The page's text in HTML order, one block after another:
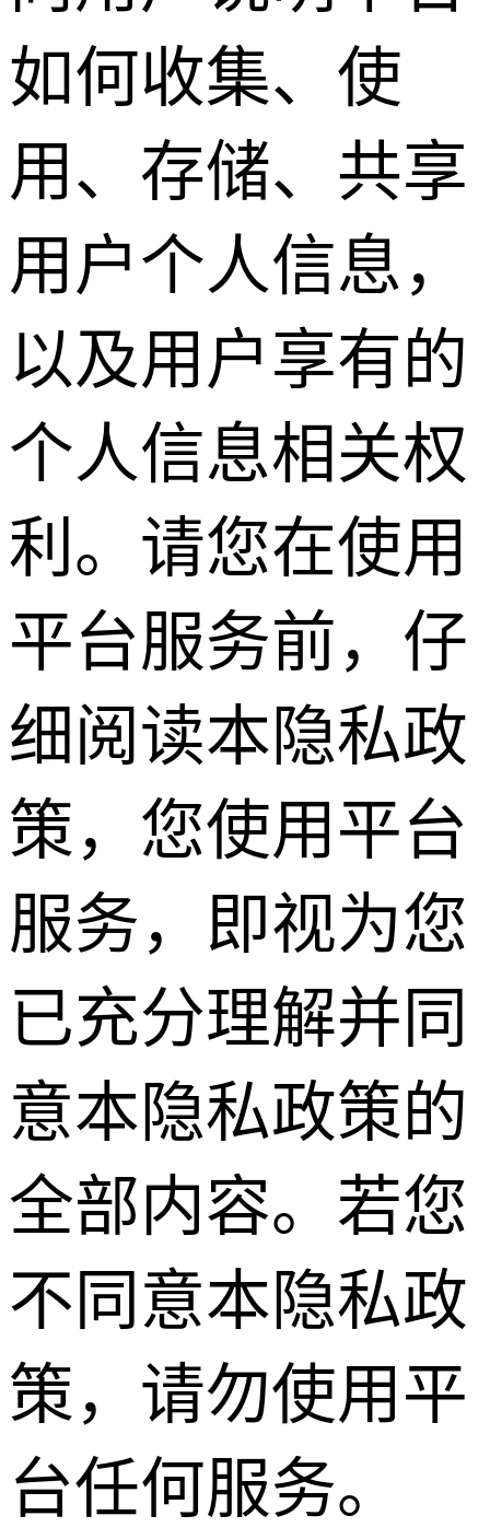
如何收集、使
用、存储、共享
用户个人信息，
以及用户享有的
个人信息相关权
利。请您在使用
平台服务前，仔
细阅读本隐私政
策，您使用平台
服务，即视为您
已充分理解并同
意本隐私政策的
全部内容。若您
不同意本隐私政
策，请勿使用平
台任何服务。